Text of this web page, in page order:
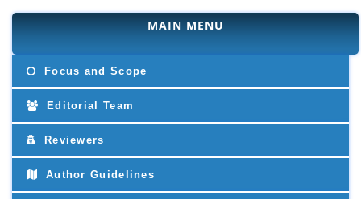
MAIN MENU
Focus and Scope
Editorial Team
Reviewers
Author Guidelines